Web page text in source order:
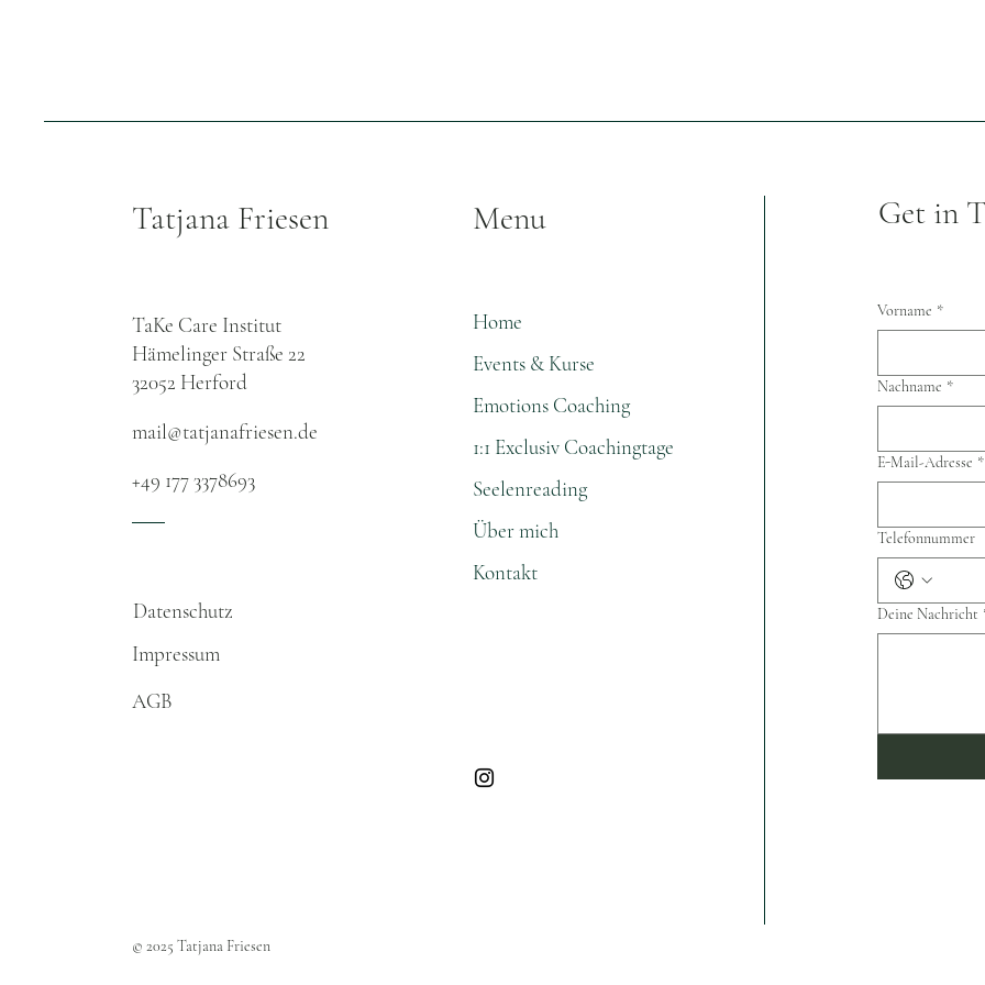
Tatjana Friesen
TaKe Care Institut
Hämelinger Straße 22
32052 Herford​
mail@tatjanafriesen.de
+49 177 3378693
Menu
Home
Events & Kurse
Emotions Coaching
1:1 Exclusiv Coachingtage
Seelenreading
Über mich
Kontakt
Datenschutz​
Impressum
AGB
© 2025 Tatjana Friesen
Get in
Vorname *
Nachname *
E-Mail-Adresse *
Telefonnummer
Deine Nachricht